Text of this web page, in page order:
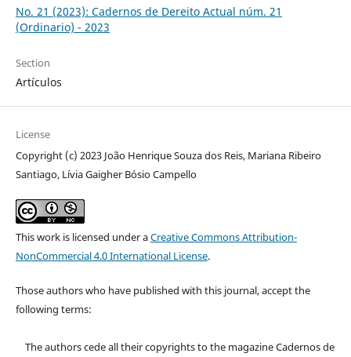
No. 21 (2023): Cadernos de Dereito Actual núm. 21
(Ordinario) - 2023
Section
Artículos
License
Copyright (c) 2023 João Henrique Souza dos Reis, Mariana Ribeiro
Santiago, Lívia Gaigher Bósio Campello
This work is licensed under aCreative Commons Attribution-
NonCommercial 4.0 International License.
Those authors who have published with this journal, accept the
following terms:
The authors cede all their copyrights to the magazine Cadernos de